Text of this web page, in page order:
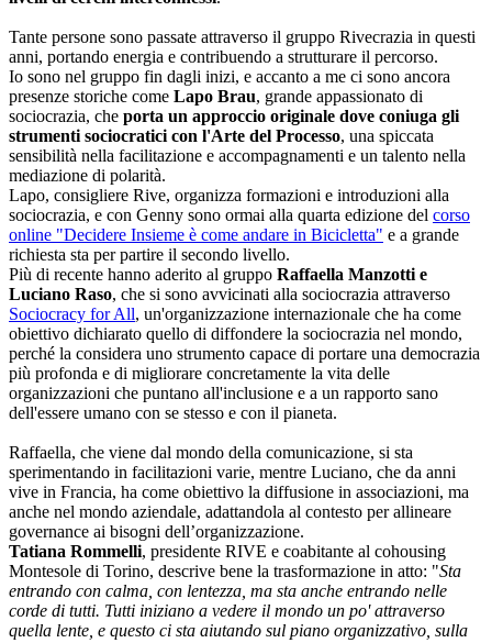
Tante persone sono passate attraverso il gruppo Rivecrazia in questi
anni, portando energia e contribuendo a strutturare il percorso.
Io sono nel gruppo fin dagli inizi, e accanto a me ci sono ancora
presenze storiche come Lapo Brau, grande appassionato di
sociocrazia, che porta un approccio originale dove coniuga gli
strumenti sociocratici con l'Arte del Processo, una spiccata
sensibilità nella facilitazione e accompagnamenti e un talento nella
mediazione di polarità.
Lapo, consigliere Rive, organizza formazioni e introduzioni alla
sociocrazia, e con Genny sono ormai alla quarta edizione del corso
online "Decidere Insieme è come andare in Bicicletta" e a grande
richiesta sta per partire il secondo livello.
Più di recente hanno aderito al gruppo Raffaella Manzotti e
Luciano Raso, che si sono avvicinati alla sociocrazia attraverso
Sociocracy for All, un'organizzazione internazionale che ha come
obiettivo dichiarato quello di diffondere la sociocrazia nel mondo,
perché la considera uno strumento capace di portare una democrazia
più profonda e di migliorare concretamente la vita delle
organizzazioni che puntano all'inclusione e a un rapporto sano
dell'essere umano con se stesso e con il pianeta.
Raffaella, che viene dal mondo della comunicazione, si sta
sperimentando in facilitazioni varie, mentre Luciano, che da anni
vive in Francia, ha come obiettivo la diffusione in associazioni, ma
anche nel mondo aziendale, adattandola al contesto per allineare
governance ai bisogni dell’organizzazione.
Tatiana Rommelli, presidente RIVE e coabitante al cohousing
Montesole di Torino, descrive bene la trasformazione in atto: "Sta
entrando con calma, con lentezza, ma sta anche entrando nelle
corde di tutti. Tutti iniziano a vedere il mondo un po' attraverso
quella lente, e questo ci sta aiutando sul piano organizzativo, sulla